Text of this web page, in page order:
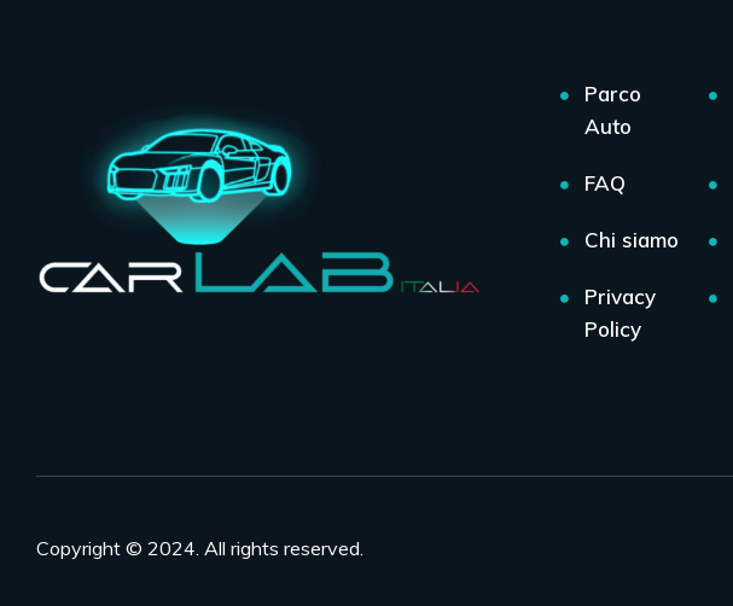
Parco
Auto
FAQ
Chi siamo
Privacy
Policy
Copyright © 2024. All rights reserved.